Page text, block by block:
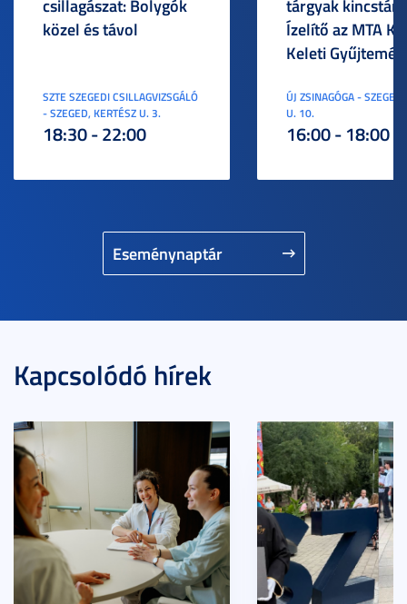
Eseménynaptár
csillagászat: Bolygók
közel és távol
SZTE SZEGEDI CSILLAGVIZSGÁLÓ
- SZEGED, KERTÉSZ U. 3.
18:30 - 22:00
tárgyak
Ízelítő az MTA
Keleti
ÚJ ZSINAGÓGA -
U. 10.
16:00 - 18:00
Kapcsolódó hírek